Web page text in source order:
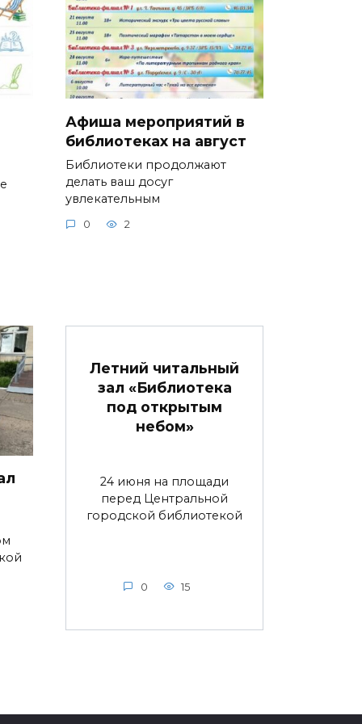
Афиша мероприятий в
библиотеках на август
Библиотеки продолжают
делать ваш досуг
увлекательным
0 2
Летний читальный
зал «Библиотека
под открытым
небом»
24 июня на площади
перед Центральной
городской библиотекой
0 15